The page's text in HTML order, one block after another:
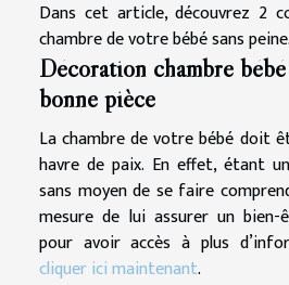
Dans cet article, découvrez 2
chambre de votre bébé sans peine.
Décoration chambre
bonne pièce
La chambre de votre bébé doit
havre de paix. En effet, étant
sans moyen de se faire
mesure de lui assurer un bien-
pour avoir accès à plus
cliquer ici maintenant.